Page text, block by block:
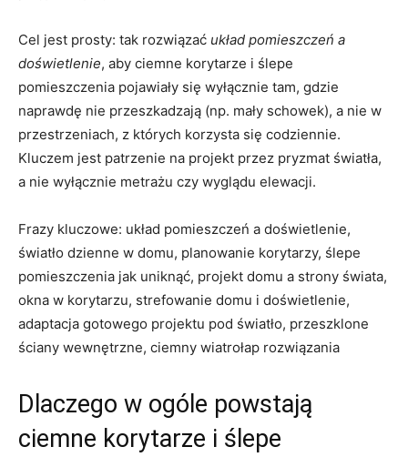
Cel jest prosty: tak rozwiązać układ pomieszczeń a
doświetlenie, aby ciemne korytarze i ślepe
pomieszczenia pojawiały się wyłącznie tam, gdzie
naprawdę nie przeszkadzają (np. mały schowek), a nie w
przestrzeniach, z których korzysta się codziennie.
Kluczem jest patrzenie na projekt przez pryzmat światła,
a nie wyłącznie metrażu czy wyglądu elewacji.
Frazy kluczowe: układ pomieszczeń a doświetlenie,
światło dzienne w domu, planowanie korytarzy, ślepe
pomieszczenia jak uniknąć, projekt domu a strony świata,
okna w korytarzu, strefowanie domu i doświetlenie,
adaptacja gotowego projektu pod światło, przeszklone
ściany wewnętrzne, ciemny wiatrołap rozwiązania
Dlaczego w ogóle powstają
ciemne korytarze i ślepe